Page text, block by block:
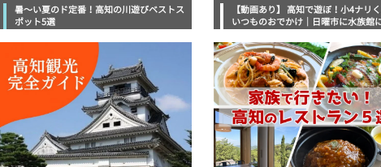
暑～い夏のド定番！高知の川遊びベストス
ポット5選
【動画あり】 高知で遊ぼ！小4ナリ
いつものおでかけ｜日曜市に水族館